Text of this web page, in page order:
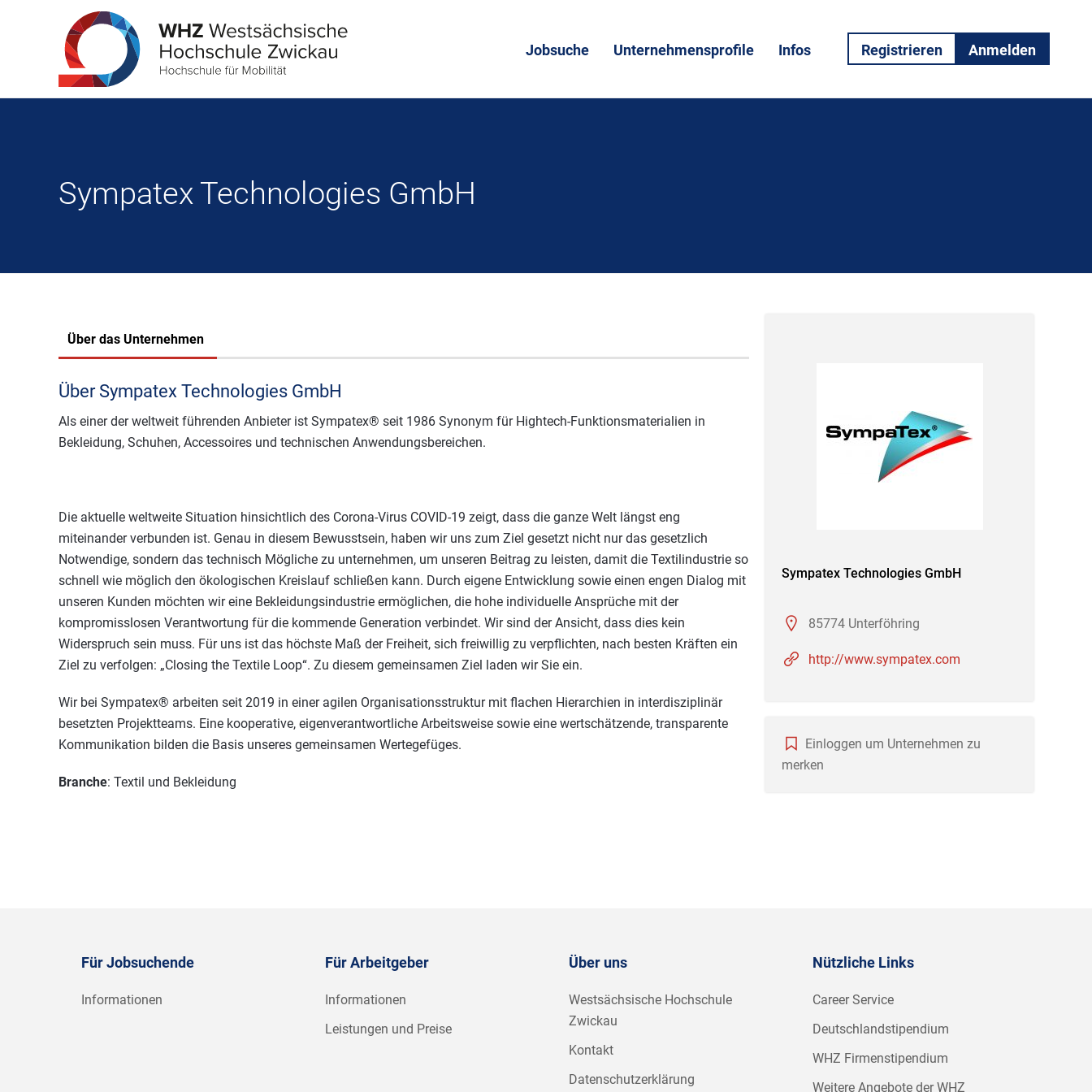
Jobsuche Unternehmensprofile Infos Registrieren Anmelden
Sympatex Technologies GmbH
Über das Unternehmen
Über Sympatex Technologies GmbH
Als einer der weltweit führenden Anbieter ist Sympatex® seit 1986 Synonym für Hightech-Funktionsmaterialien in
Bekleidung, Schuhen, Accessoires und technischen Anwendungsbereichen.
Die aktuelle weltweite Situation hinsichtlich des Corona-Virus COVID-19 zeigt, dass die ganze Welt längst eng
miteinander verbunden ist. Genau in diesem Bewusstsein, haben wir uns zum Ziel gesetzt nicht nur das gesetzlich
Notwendige, sondern das technisch Mögliche zu unternehmen, um unseren Beitrag zu leisten, damit die Textilindustrie so
schnell wie möglich den ökologischen Kreislauf schließen kann. Durch eigene Entwicklung sowie einen engen Dialog mit
unseren Kunden möchten wir eine Bekleidungsindustrie ermöglichen, die hohe individuelle Ansprüche mit der
kompromisslosen Verantwortung für die kommende Generation verbindet. Wir sind der Ansicht, dass dies kein
Widerspruch sein muss. Für uns ist das höchste Maß der Freiheit, sich freiwillig zu verpflichten, nach besten Kräften ein
Ziel zu verfolgen: „Closing the Textile Loop“. Zu diesem gemeinsamen Ziel laden wir Sie ein.
Wir bei Sympatex® arbeiten seit 2019 in einer agilen Organisationsstruktur mit flachen Hierarchien in interdisziplinär
besetzten Projektteams. Eine kooperative, eigenverantwortliche Arbeitsweise sowie eine wertschätzende, transparente
Kommunikation bilden die Basis unseres gemeinsamen Wertegefüges.
Branche: Textil und Bekleidung
Sympatex Technologies GmbH
85774 Unterföhring
http://www.sympatex.com
Einloggen um Unternehmen zu
merken
Für Jobsuchende
Informationen
Für Arbeitgeber
Informationen
Leistungen und Preise
Über uns
Westsächsische Hochschule
Zwickau
Kontakt
Datenschutzerklärung
Nützliche Links
Career Service
Deutschlandstipendium
WHZ Firmenstipendium
Weitere Angebote der WHZ